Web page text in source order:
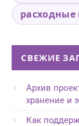
СВЕЖИЕ
Архив
хранение и
Как